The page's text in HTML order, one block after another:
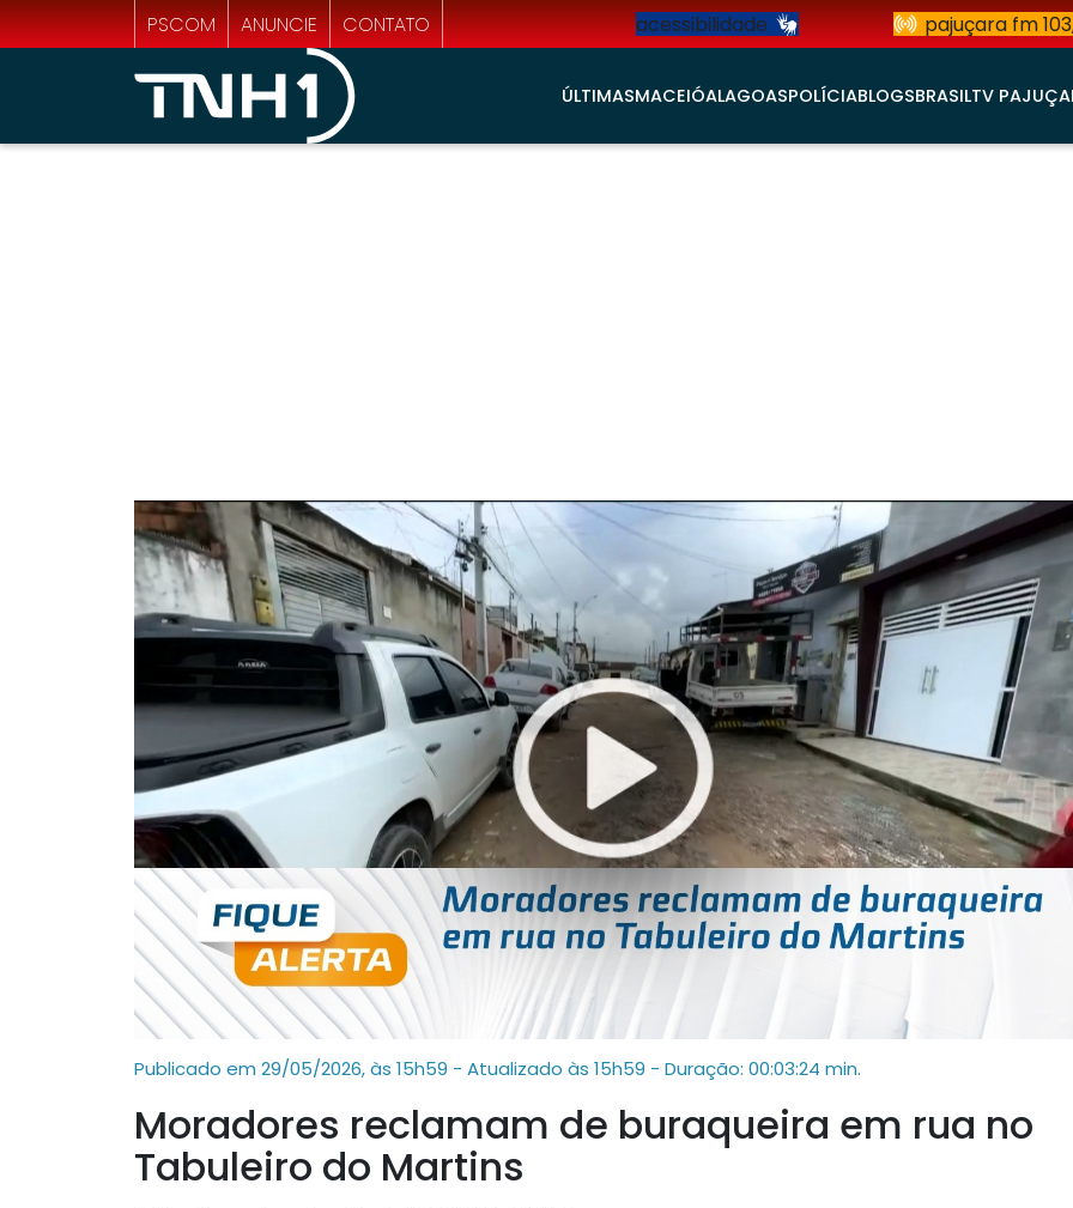
PSCOM ANUNCIE CONTATO acessibilidade pajuçara fm
ÚLTIMASMACEIÓALAGOASPOLÍCIABLOGSBRASILTV
Publicado em 29/05/2026, às 15h59 - Atualizado às 15h59 - Duração: 00:03:24 min.
Moradores reclamam de buraqueira em rua no
Tabuleiro do Martins